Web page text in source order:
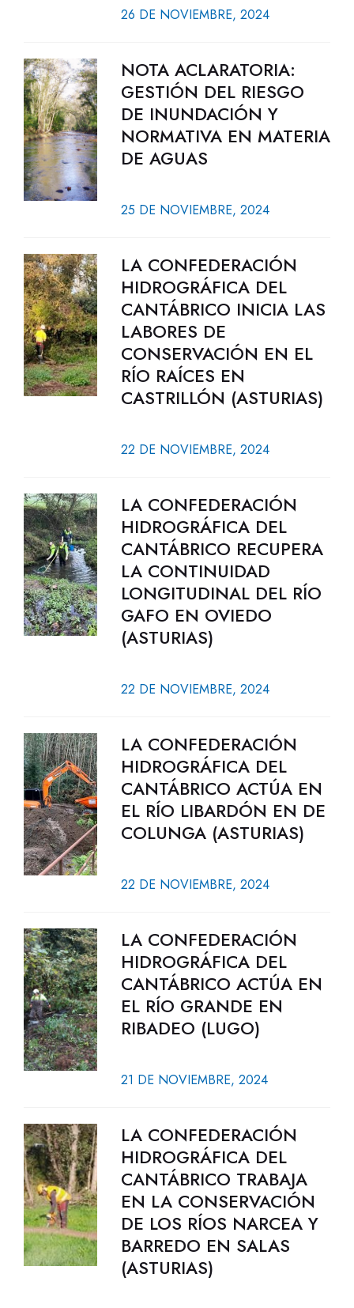
26 DE NOVIEMBRE, 2024
NOTA ACLARATORIA:
GESTIÓN DEL RIESGO
DE INUNDACIÓN Y
NORMATIVA EN MATERIA
DE AGUAS
25 DE NOVIEMBRE, 2024
LA CONFEDERACIÓN
HIDROGRÁFICA DEL
CANTÁBRICO INICIA LAS
LABORES DE
CONSERVACIÓN EN EL
RÍO RAÍCES EN
CASTRILLÓN (ASTURIAS)
22 DE NOVIEMBRE, 2024
LA CONFEDERACIÓN
HIDROGRÁFICA DEL
CANTÁBRICO RECUPERA
LA CONTINUIDAD
LONGITUDINAL DEL RÍO
GAFO EN OVIEDO
(ASTURIAS)
22 DE NOVIEMBRE, 2024
LA CONFEDERACIÓN
HIDROGRÁFICA DEL
CANTÁBRICO ACTÚA EN
EL RÍO LIBARDÓN EN DE
COLUNGA (ASTURIAS)
22 DE NOVIEMBRE, 2024
LA CONFEDERACIÓN
HIDROGRÁFICA DEL
CANTÁBRICO ACTÚA EN
EL RÍO GRANDE EN
RIBADEO (LUGO)
21 DE NOVIEMBRE, 2024
LA CONFEDERACIÓN
HIDROGRÁFICA DEL
CANTÁBRICO TRABAJA
EN LA CONSERVACIÓN
DE LOS RÍOS NARCEA Y
BARREDO EN SALAS
(ASTURIAS)